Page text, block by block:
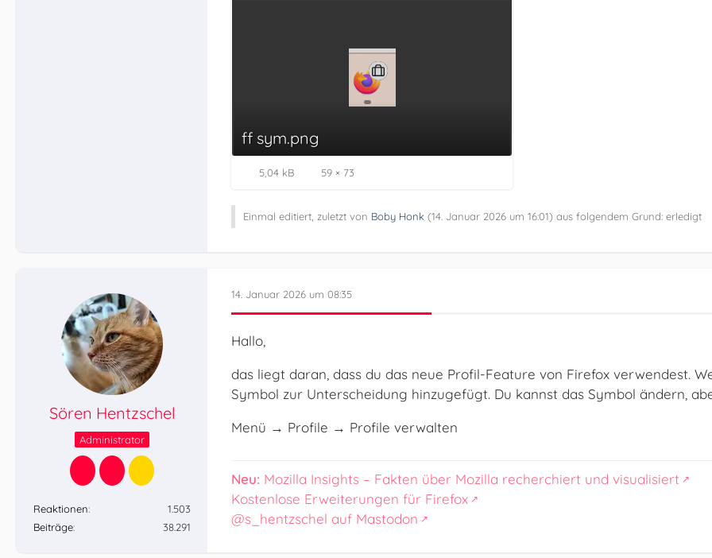
ff sym.png
5,04 kB 59 × 73
Einmal editiert, zuletzt von Boby Honk (14. Januar 2026 um 16:01) aus folgendem Grund: erledigt
Sören Hentzschel
Administrator
Reaktionen
1.503
Beiträge
38.291
14. Januar 2026 um 08:35
Hallo,
das liegt daran, dass du das neue Profil-Feature von Firefox verwendest.
Symbol zur Unterscheidung hinzugefügt. Du kannst das Symbol ändern,
Menü → Profile → Profile verwalten
Neu: Mozilla Insights – Fakten über Mozilla recherchiert und visualisiert
Kostenlose Erweiterungen für Firefox
@s_hentzschel auf Mastodon